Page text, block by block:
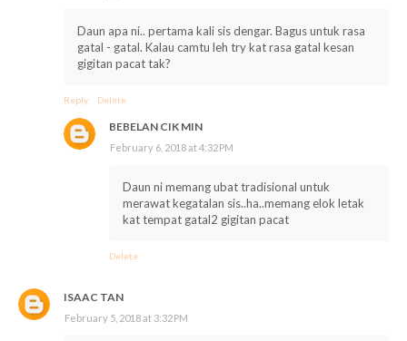
Daun apa ni.. pertama kali sis dengar. Bagus untuk rasa
gatal - gatal. Kalau camtu leh try kat rasa gatal kesan
gigitan pacat tak?
Reply Delete
BEBELAN CIK MIN
February 6, 2018 at 4:32 PM
Daun ni memang ubat tradisional untuk
merawat kegatalan sis..ha..memang elok letak
kat tempat gatal2 gigitan pacat
Delete
ISAAC TAN
February 5, 2018 at 3:32 PM